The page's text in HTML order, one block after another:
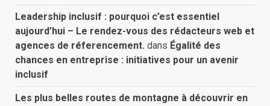
Leadership inclusif : pourquoi c’est essentiel
aujourd’hui – Le rendez-vous des rédacteurs web et
agences de réferencement. dans Égalité des
chances en entreprise : initiatives pour un avenir
inclusif
Les plus belles routes de montagne à découvrir en